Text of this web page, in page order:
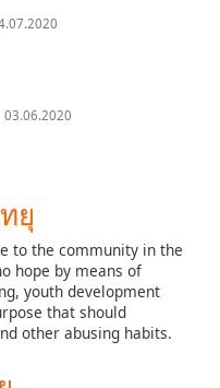
03.06.2020
ยุ
to the community in the
hope by means of
youth development
that should
other abusing habits.